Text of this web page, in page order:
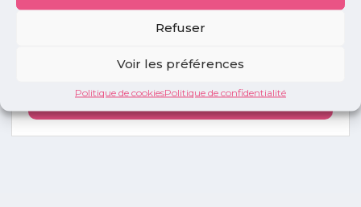
Refuser
Voir les préférences
Politique de cookiesPolitique de confidentialité
annonces